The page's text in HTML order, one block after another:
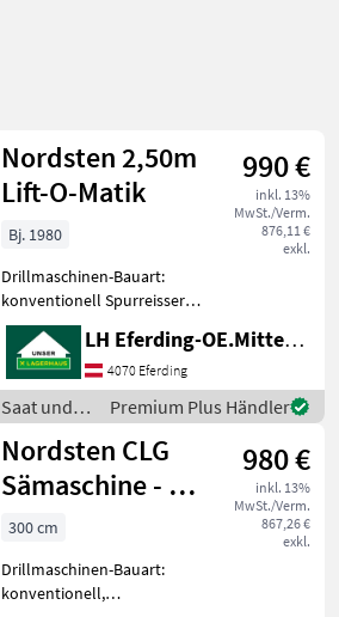
Land Filter
10
Ergebnisse
anzeigen
Nordsten 2,50m
Lift-O-Matik
990 €
inkl. 13%
MwSt./Verm.
876,11 €
exkl.
Bj. 1980
Drillmaschinen-Bauart:
konventionell Spurreisser,
Abdrehwanne, Stiegel,
elektr.
Fahrgassenschaltung Saat
und Pflege Drillmaschinen
LH Eferding-OE.Mitte, Eferding
4070 Eferding
Saat und
Pflege /
Nordsten
Premium Plus Händler
Nordsten CLG
Sämaschine - 3
Meter
980 €
inkl. 13%
MwSt./Verm.
867,26 €
exkl.
300 cm
Drillmaschinen-Bauart:
konventionell,